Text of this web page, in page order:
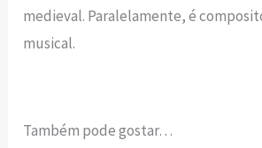
medieval. Paralelamente, é
musical.
Também pode gostar…